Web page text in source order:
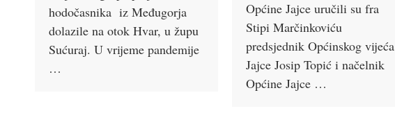
Općine Jajce uručili su fra
Stipi Marčinkoviću
predsjednik Općinskog vijeća
Jajce Josip Topić i načelnik
Općine Jajce …
hodočasnika iz Međugorja
dolazile na otok Hvar, u župu
Sućuraj. U vrijeme pandemije
…